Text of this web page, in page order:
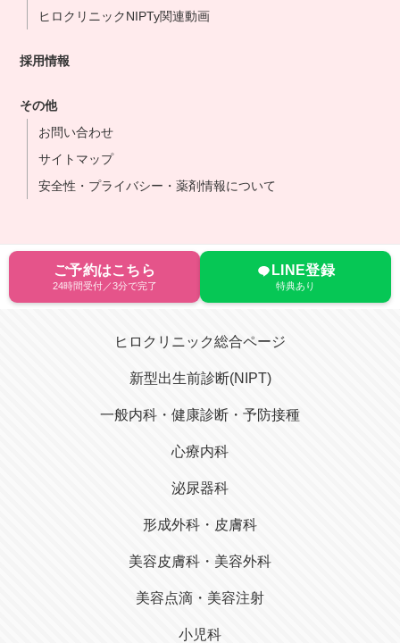
ヒロクリニックNIPTy関連動画
採用情報
その他
お問い合わせ
サイトマップ
安全性・プライバシー・薬剤情報について
ご予約はこちら
24時間受付／3分で完了
LINE登録
特典あり
ヒロクリニック総合ページ
新型出生前診断(NIPT)
一般内科・健康診断・予防接種
心療内科
泌尿器科
形成外科・皮膚科
美容皮膚科・美容外科
美容点滴・美容注射
小児科